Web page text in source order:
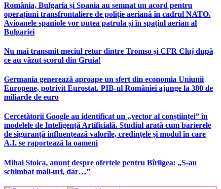
România, Bulgaria și Spania au semnat un acord pentru
operațiuni transfrontaliere de poliție aeriană în cadrul NATO.
Avioanele spaniole vor putea patrula și în spațiul aerian al
Bulgariei
Nu mai transmit meciul retur dintre Tromso și CFR Cluj după
ce au văzut scorul din Gruia!
Germania generează aproape un sfert din economia Uniunii
Europene, potrivit Eurostat. PIB-ul României ajunge la 380 de
miliarde de euro
Cercetătorii Google au identificat un „vector al conștiinței” în
modelele de Inteligență Artificială. Studiul arată cum barierele
de siguranță influențează valorile, credințele și modul în care
A.I. se raportează la oameni
Mihai Stoica, anunț despre ofertele pentru Bîrligea: „S-au
schimbat mail-uri, dar…”